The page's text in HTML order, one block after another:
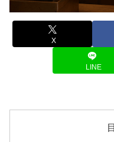
X
LINE